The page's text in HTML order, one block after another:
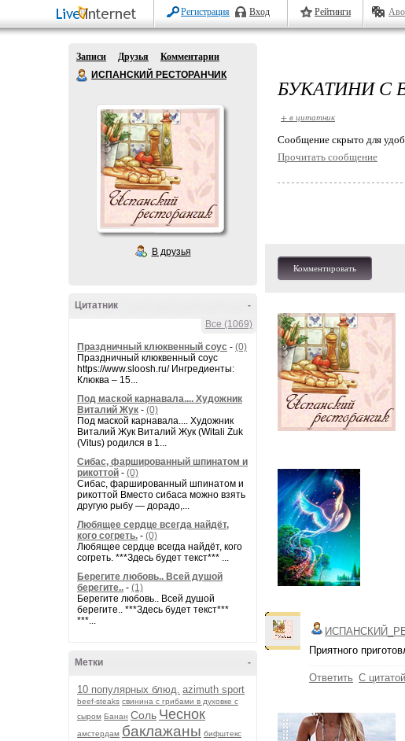
Регистрация Вход Рейтинги
Записи Друзья
Комментарии
ИСПАНСКИЙ РЕСТОРАНЧИК
В друзья
-
Цитатник
Все (1069)
Праздничный клюквенный соус - (0)
Праздничный клюквенный соус
https://www.sloosh.ru/ Ингредиенты:
Клюква – 15...
Под маской карнавала.... Художник
Виталий Жук - (0)
Под маской карнавала.... Художник
Виталий Жук Виталий Жук (Witali Żuk
(Vitus) родился в 1...
Сибас, фаршированный шпинатом и
рикоттой - (0)
Сибас, фаршированный шпинатом и
рикоттой Вместо сибаса можно взять
другую рыбу — дорадо,...
Любящее сердце всегда найдёт,
кого согреть. - (0)
Любящее сердце всегда найдёт, кого
согреть. ***Здесь будет текст*** ...
Берегите любовь.. Всей душой
берегите.. - (1)
Берегите любовь.. Всей душой
берегите.. ***Здесь будет текст***
***...
-
Метки
10 популярных блюд. azimuth sport
beef-stеаks cвинина с грибами в духовке с
сыром Банан Соль Чеснок
амстердам баклажаны бифштекс
БУКАТИНИ С
+ в цитатник
Cообщение скрыто для
Прочитать сообщение
Комментировать
Приятного
Ответить С цитатой